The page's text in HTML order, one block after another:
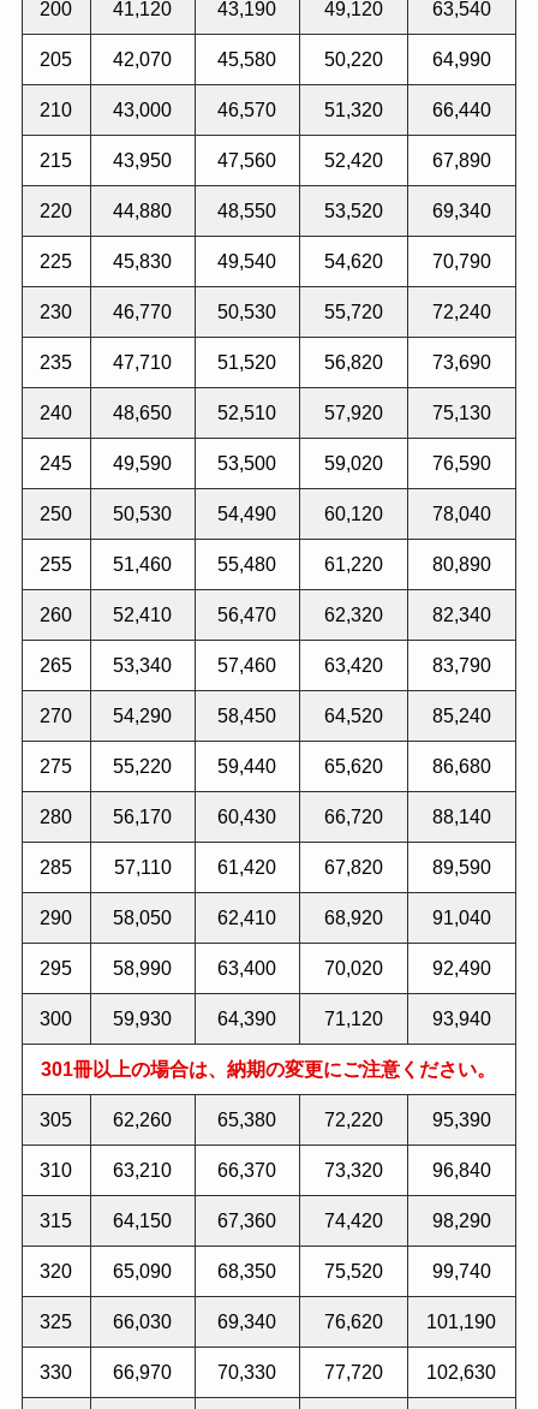
200 41,120 43,190 49,120 63,540
205 42,070 45,580 50,220 64,990
210 43,000 46,570 51,320 66,440
215 43,950 47,560 52,420 67,890
220 44,880 48,550 53,520 69,340
225 45,830 49,540 54,620 70,790
230 46,770 50,530 55,720 72,240
235 47,710 51,520 56,820 73,690
240 48,650 52,510 57,920 75,130
245 49,590 53,500 59,020 76,590
250 50,530 54,490 60,120 78,040
255 51,460 55,480 61,220 80,890
260 52,410 56,470 62,320 82,340
265 53,340 57,460 63,420 83,790
270 54,290 58,450 64,520 85,240
275 55,220 59,440 65,620 86,680
280 56,170 60,430 66,720 88,140
285 57,110 61,420 67,820 89,590
290 58,050 62,410 68,920 91,040
295 58,990 63,400 70,020 92,490
300 59,930 64,390 71,120 93,940
301冊以上の場合は、納期の変更にご注意ください。
305 62,260 65,380 72,220 95,390
310 63,210 66,370 73,320 96,840
315 64,150 67,360 74,420 98,290
320 65,090 68,350 75,520 99,740
325 66,030 69,340 76,620 101,190
330 66,970 70,330 77,720 102,630